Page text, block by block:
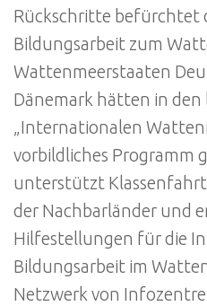
Rückschritte befürchtet
Bildungsarbeit zum
Wattenmeerstaaten
Dänemark hätten in
„Internationalen
vorbildliches Programm
unterstützt
der Nachbarländer und
Hilfestellungen für die
Bildungsarbeit im
Netzwerk von